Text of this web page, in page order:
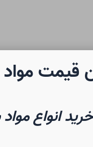
شیمی
قیمت مواد
انواع